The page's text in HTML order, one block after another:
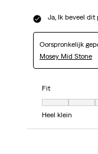
Ja, Ik beveel dit
Oorspronkelijk
Mosey Mid Stone
Fit
Fit, 4 van 7,
Heel klein